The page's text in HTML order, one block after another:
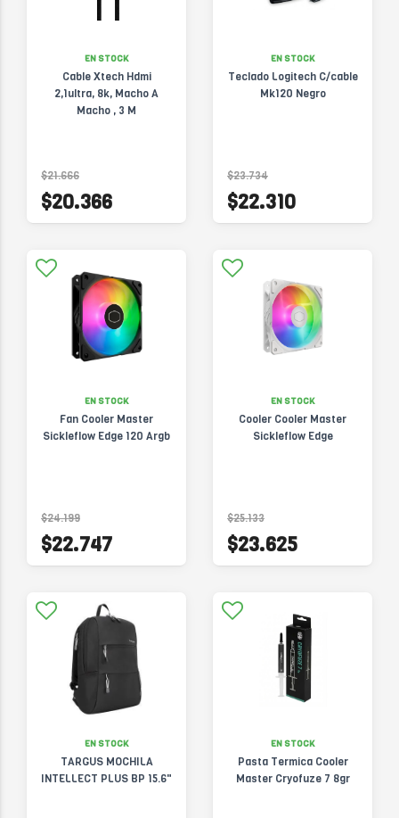
EN STOCK
Cable Xtech Hdmi
2,1ultra, 8k, Macho A
Macho , 3 M
$21.666
$20.366
EN STOCK
Teclado Logitech C/cable
Mk120 Negro
$23.734
$22.310
EN STOCK
Fan Cooler Master
Sickleflow Edge 120 Argb
$24.199
$22.747
EN STOCK
Cooler Cooler Master
Sickleflow Edge
$25.133
$23.625
EN STOCK
TARGUS MOCHILA
INTELLECT PLUS BP 15.6"
EN STOCK
Pasta Termica Cooler
Master Cryofuze 7 8gr